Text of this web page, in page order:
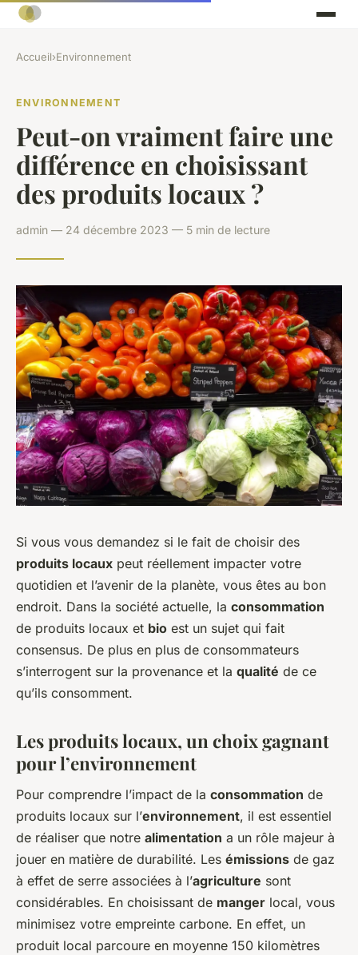
Accueil›Environnement
ENVIRONNEMENT
Peut-on vraiment faire une
différence en choisissant
des produits locaux ?
admin — 24 décembre 2023 — 5 min de lecture
Si vous vous demandez si le fait de choisir des
produits locaux peut réellement impacter votre
quotidien et l’avenir de la planète, vous êtes au bon
endroit. Dans la société actuelle, la consommation
de produits locaux et bio est un sujet qui fait
consensus. De plus en plus de consommateurs
s’interrogent sur la provenance et la qualité de ce
qu’ils consomment.
Les produits locaux, un choix gagnant
pour l’environnement
Pour comprendre l’impact de la consommation de
produits locaux sur l’environnement, il est essentiel
de réaliser que notre alimentation a un rôle majeur à
jouer en matière de durabilité. Les émissions de gaz
à effet de serre associées à l’agriculture sont
considérables. En choisissant de manger local, vous
minimisez votre empreinte carbone. En effet, un
produit local parcoure en moyenne 150 kilomètres